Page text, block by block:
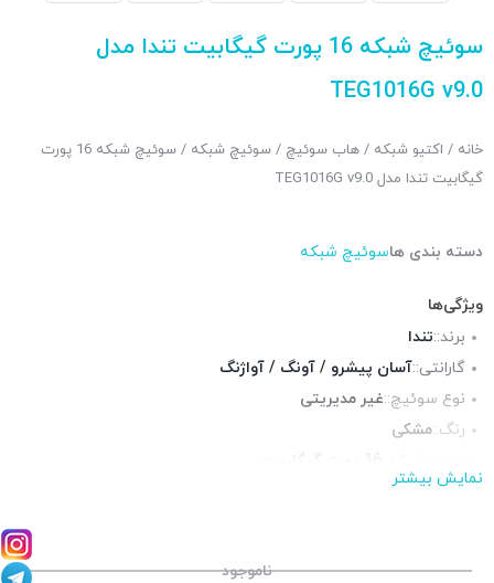
سوئیچ شبکه 16 پورت گیگابیت تندا مدل
TEG1016G v9.0
خانه / اکتیو شبکه / هاب سوئیچ / سوئیچ شبکه
/ سوئیچ شبکه 16 پورت
گیگابیت تندا مدل TEG1016G v9.0
دسته بندی هاسوئیچ شبکه
ویژگی‌ها
برند::تندا
گارانتی::آسان پیشرو / آونگ / آواژنگ
نوع سوئیچ::غیر مدیریتی
رنگ::مشکی
پورت POE::
نمایش بیشتر
ناموجود